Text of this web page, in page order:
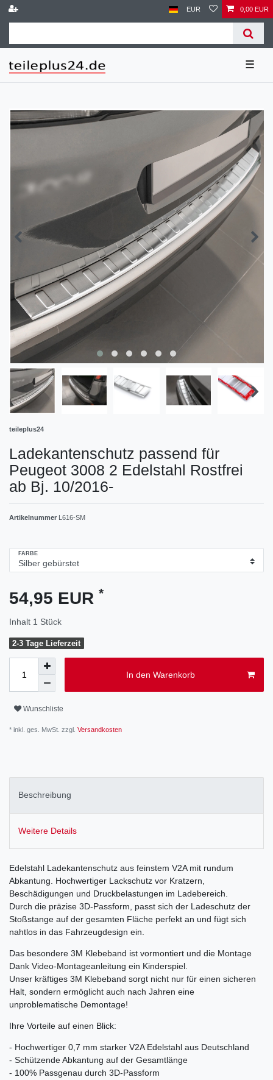
EUR 0,00 EUR
☰
teileplus24
Ladekantenschutz passend für
Peugeot 3008 2 Edelstahl Rostfrei
ab Bj. 10/2016-
Artikelnummer L616-SM
FARBE
54,95 EUR *
Inhalt 1 Stück
2-3 Tage Lieferzeit
In den Warenkorb
Wunschliste
* inkl. ges. MwSt. zzgl. Versandkosten
Beschreibung
Weitere Details
Edelstahl Ladekantenschutz aus feinstem V2A mit rundum
Abkantung. Hochwertiger Lackschutz vor Kratzern,
Beschädigungen und Druckbelastungen im Ladebereich.
Durch die präzise 3D-Passform, passt sich der Ladeschutz der
Stoßstange auf der gesamten Fläche perfekt an und fügt sich
nahtlos in das Fahrzeugdesign ein.
Das besondere 3M Klebeband ist vormontiert und die Montage
Dank Video-Montageanleitung ein Kinderspiel.
Unser kräftiges 3M Klebeband sorgt nicht nur für einen sicheren
Halt, sondern ermöglicht auch nach Jahren eine
unproblematische Demontage!
Ihre Vorteile auf einen Blick:
- Hochwertiger 0,7 mm starker V2A Edelstahl aus Deutschland
- Schützende Abkantung auf der Gesamtlänge
- 100% Passgenau durch 3D-Passform